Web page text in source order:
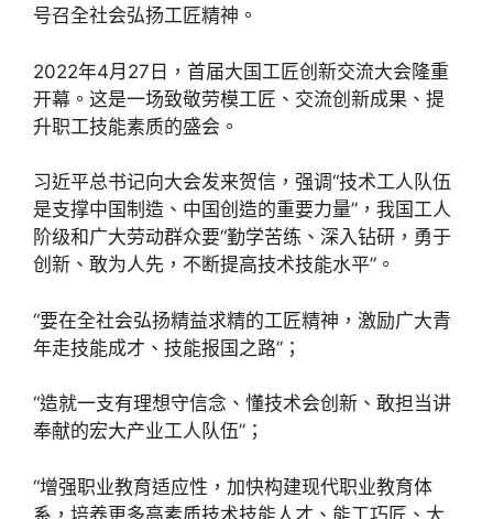
号召全社会弘扬工匠精神。
2022年4月27日，首届大国工匠创新交流大会隆重
开幕。这是一场致敬劳模工匠、交流创新成果、提
升职工技能素质的盛会。
习近平总书记向大会发来贺信，强调“技术工人队伍
是支撑中国制造、中国创造的重要力量”，我国工人
阶级和广大劳动群众要“勤学苦练、深入钻研，勇于
创新、敢为人先，不断提高技术技能水平”。
“要在全社会弘扬精益求精的工匠精神，激励广大青
年走技能成才、技能报国之路”；
“造就一支有理想守信念、懂技术会创新、敢担当讲
奉献的宏大产业工人队伍”；
“增强职业教育适应性，加快构建现代职业教育体
系，培养更多高素质技术技能人才、能工巧匠、大